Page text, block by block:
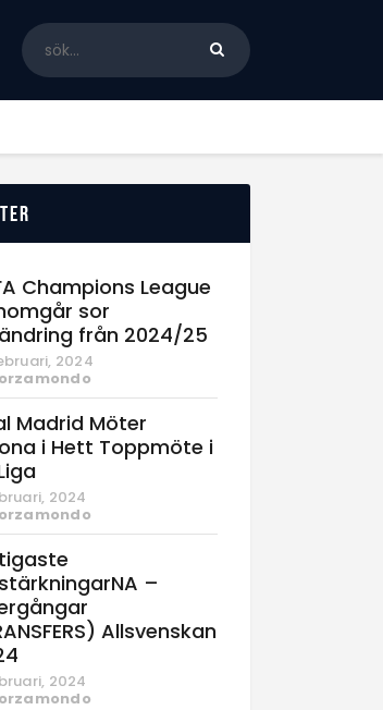
Champions League
sor
från 2024/25
2024
Madrid Möter
i Hett Toppmöte i
2024
–
Allsvenskan
2024